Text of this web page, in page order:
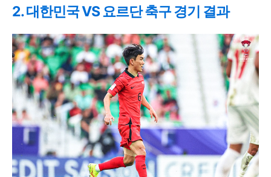
2. 대한민국 VS 요르단 축구 경기 결과